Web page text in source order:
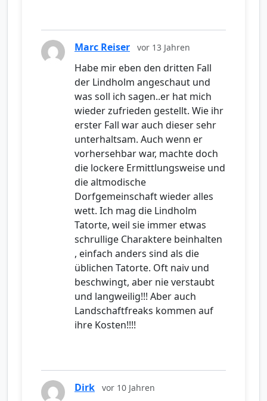
Marc Reiser vor 13 Jahren
Habe mir eben den dritten Fall
der Lindholm angeschaut und
was soll ich sagen..er hat mich
wieder zufrieden gestellt. Wie ihr
erster Fall war auch dieser sehr
unterhaltsam. Auch wenn er
vorhersehbar war, machte doch
die lockere Ermittlungsweise und
die altmodische
Dorfgemeinschaft wieder alles
wett. Ich mag die Lindholm
Tatorte, weil sie immer etwas
schrullige Charaktere beinhalten
, einfach anders sind als die
üblichen Tatorte. Oft naiv und
beschwingt, aber nie verstaubt
und langweilig!!! Aber auch
Landschaftfreaks kommen auf
ihre Kosten!!!!
Dirk vor 10 Jahren